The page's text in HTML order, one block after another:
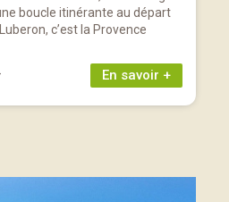
boucle itinérante au départ
c’est la Provence
En savoir +